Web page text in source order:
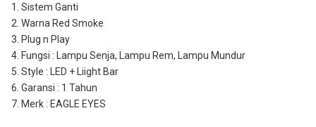
1. Sistem Ganti
2. Warna Red Smoke
3. Plug n Play
4. Fungsi : Lampu Senja, Lampu Rem, Lampu Mundur
5. Style : LED + Liight Bar
6. Garansi : 1 Tahun
7. Merk : EAGLE EYES